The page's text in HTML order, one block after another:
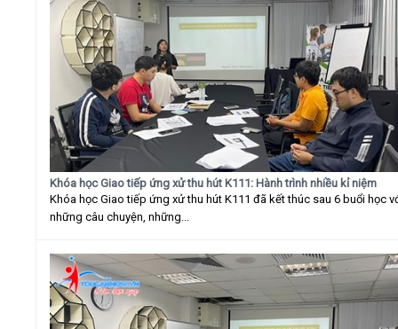
Khóa học Giao tiếp ứng xử thu hút K111: Hành trình nhiều kỉ niệm
Khóa học Giao tiếp ứng xử thu hút K111 đã kết thúc sau 6 buổi học
những câu chuyện, những...